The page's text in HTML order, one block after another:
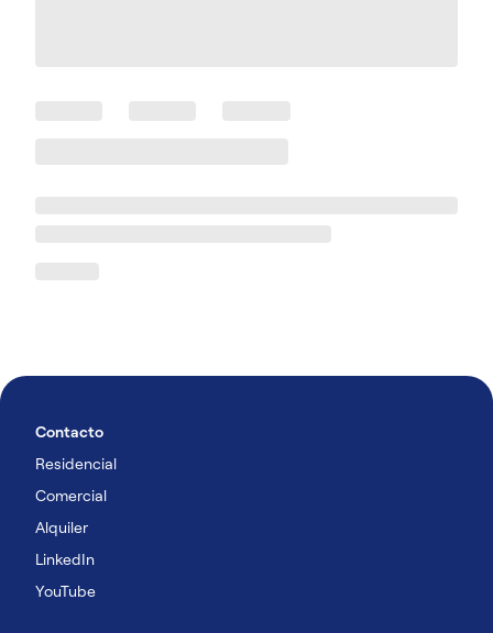
Contacto
Residencial
Comercial
Alquiler
LinkedIn
YouTube